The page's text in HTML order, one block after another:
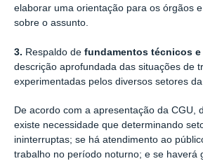
elaborar uma orientação para os órgãos
sobre o assunto.
3. Respaldo de fundamentos técnicos
descrição aprofundada das situações de
experimentadas pelos diversos setores da
De acordo com a apresentação da CGU,
existe necessidade que determinando
ininterruptas; se há atendimento ao
trabalho no período noturno; e se haverá